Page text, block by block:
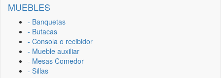
MUEBLES
- Banquetas
- Butacas
- Consola o recibidor
- Mueble auxiliar
- Mesas Comedor
- Sillas